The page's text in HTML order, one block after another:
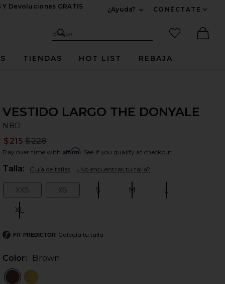
Y Devoluciones GRATIS
¿Ayuda?
CONÉCTATE
Sitio de búsqueda
Buscar
artículos
TIENDAS HOT LIST REBAJA
diapositivas
VESTIDO LARGO THE DONYALE
NBD
$215 $228
Pay over time with Affirm. See if you qualify at checkout.
Talla: Guía de tallas ¿No encuentras tu talla?
XXS XS S M L
XL
FIT PREDICTOR Calcula tu talla
Color: Brown